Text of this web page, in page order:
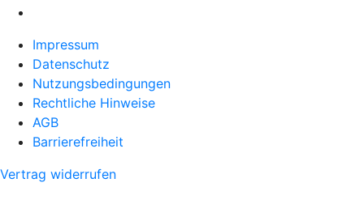
Impressum
Datenschutz
Nutzungsbedingungen
Rechtliche Hinweise
AGB
Barrierefreiheit
Vertrag widerrufen